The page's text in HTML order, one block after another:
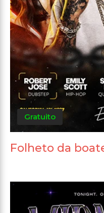
Gratuito
Folheto da